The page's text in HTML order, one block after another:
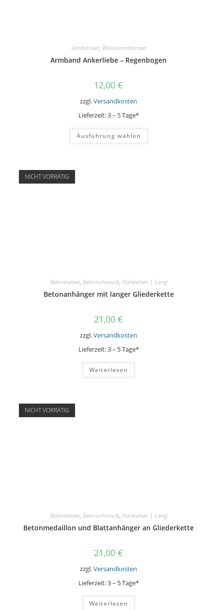
Armbänder, Wickelarmbänder
Armband Ankerliebe – Regenbogen
12,00 €
zzgl.Versandkosten
Lieferzeit:3 – 5 Tage*
Ausführung wählen
Dieses
weist
NICHT VORRÄTIG
Betonketten, Betonschmuck, Halsketten | Lang
Betonanhänger mit langer Gliederkette
21,00 €
zzgl.Versandkosten
Lieferzeit:3 – 5 Tage*
Weiterlesen
NICHT VORRÄTIG
Betonketten, Betonschmuck, Halsketten | Lang
Betonmedaillon und Blattanhänger an Gliederkette
21,00 €
zzgl.Versandkosten
Lieferzeit:3 – 5 Tage*
Weiterlesen